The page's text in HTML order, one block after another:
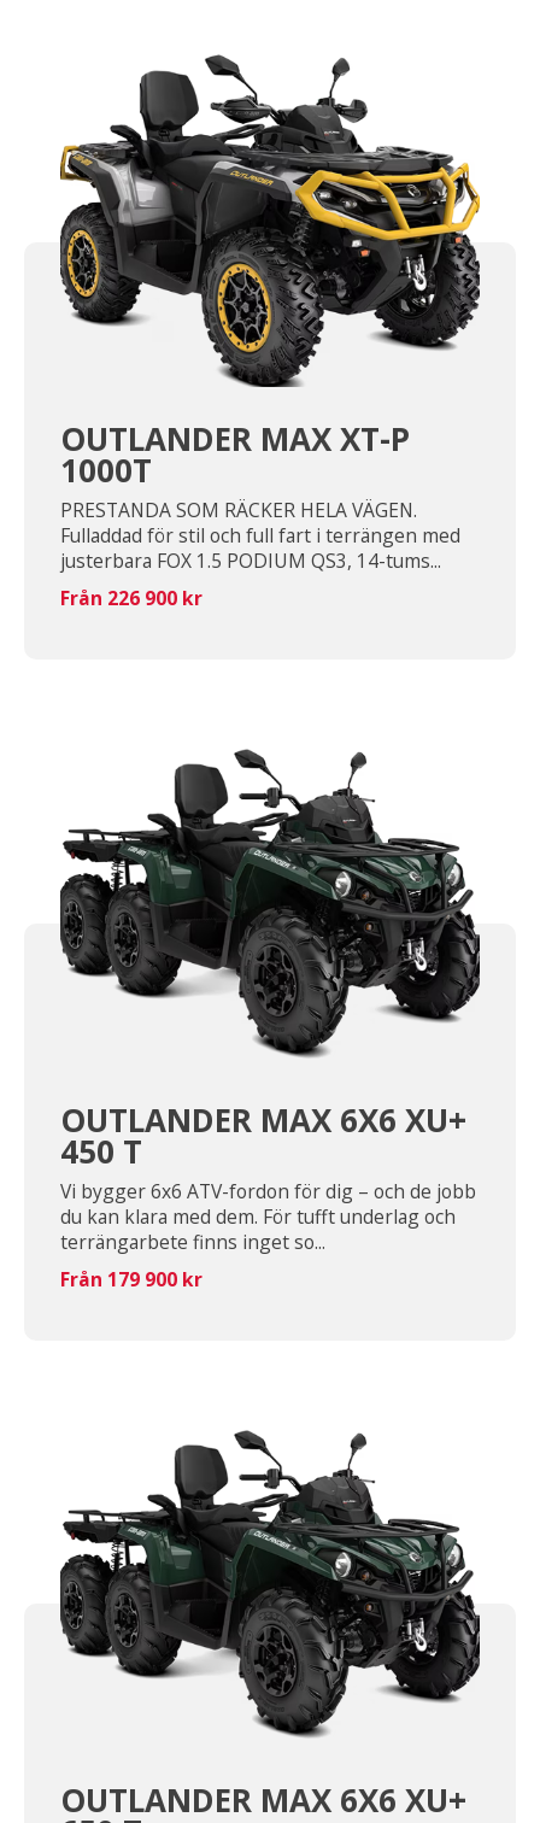
OUTLANDER MAX XT-P
1000T
PRESTANDA SOM RÄCKER HELA VÄGEN.
Fulladdad för stil och full fart i terrängen med
justerbara FOX 1.5 PODIUM QS3, 14-tums...
Från 226 900 kr
OUTLANDER MAX 6X6 XU+
450 T
Vi bygger 6x6 ATV-fordon för dig – och de jobb
du kan klara med dem. För tufft underlag och
terrängarbete finns inget so...
Från 179 900 kr
OUTLANDER MAX 6X6 XU+